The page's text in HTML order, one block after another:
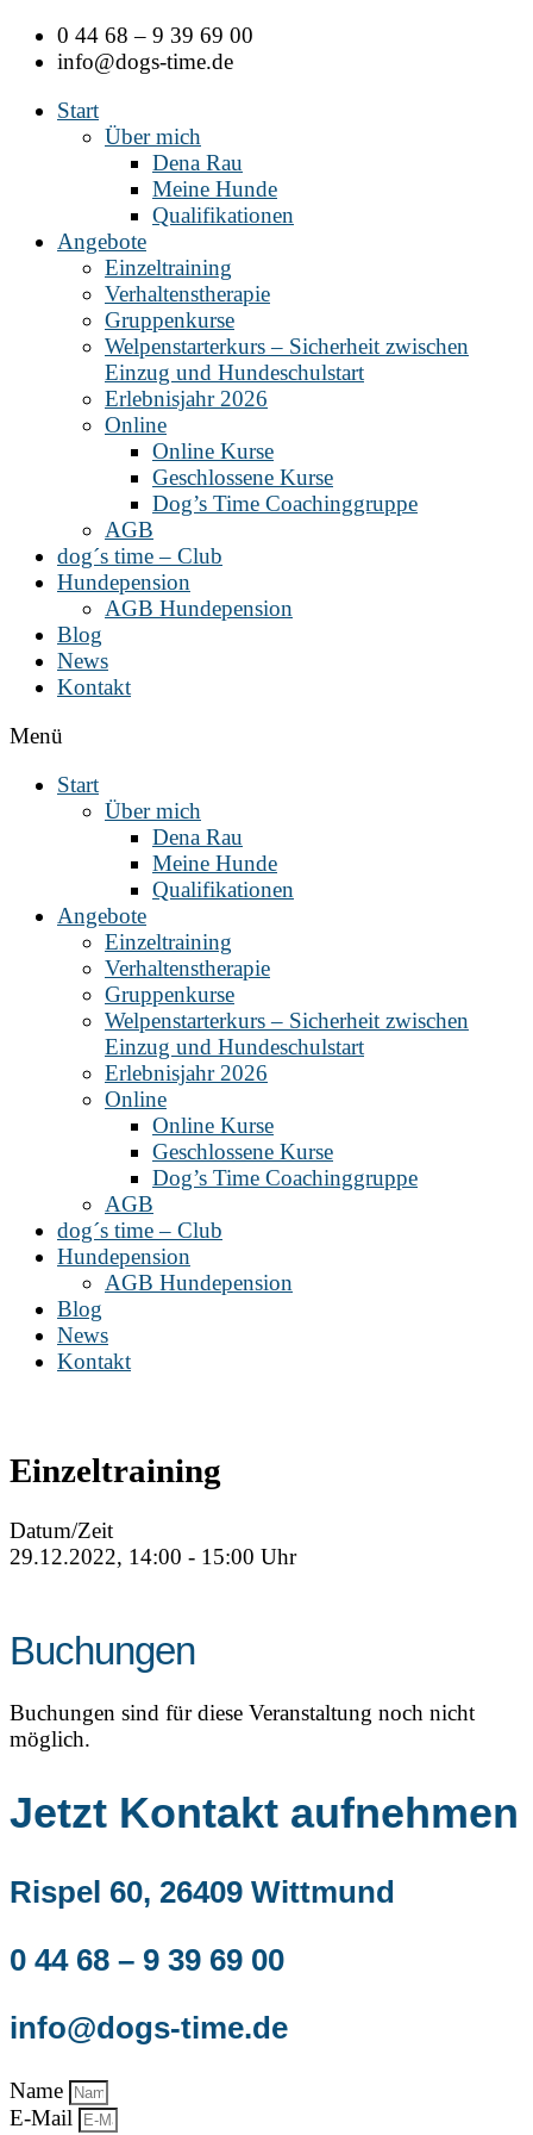
Zum
Inhalt
0 44 68 – 9 39 69 00
info@dogs-time.de
Start
Über mich
Dena Rau
Meine Hunde
Qualifikationen
Angebote
Einzeltraining
Verhaltenstherapie
Gruppenkurse
Welpenstarterkurs – Sicherheit zwischen
Einzug und Hundeschulstart
Erlebnisjahr 2026
Online
Online Kurse
Geschlossene Kurse
Dog’s Time Coachinggruppe
AGB
dog´s time – Club
Hundepension
AGB Hundepension
Blog
News
Kontakt
Menü
Start
Über mich
Dena Rau
Meine Hunde
Qualifikationen
Angebote
Einzeltraining
Verhaltenstherapie
Gruppenkurse
Welpenstarterkurs – Sicherheit zwischen
Einzug und Hundeschulstart
Erlebnisjahr 2026
Online
Online Kurse
Geschlossene Kurse
Dog’s Time Coachinggruppe
AGB
dog´s time – Club
Hundepension
AGB Hundepension
Blog
News
Kontakt
Einzeltraining
Datum/Zeit
29.12.2022, 14:00 - 15:00 Uhr
Buchungen
Buchungen sind für diese Veranstaltung noch nicht
möglich.
Jetzt Kontakt aufnehmen
Rispel 60, 26409 Wittmund
0 44 68 – 9 39 69 00
info@dogs-time.de
Name
E-Mail